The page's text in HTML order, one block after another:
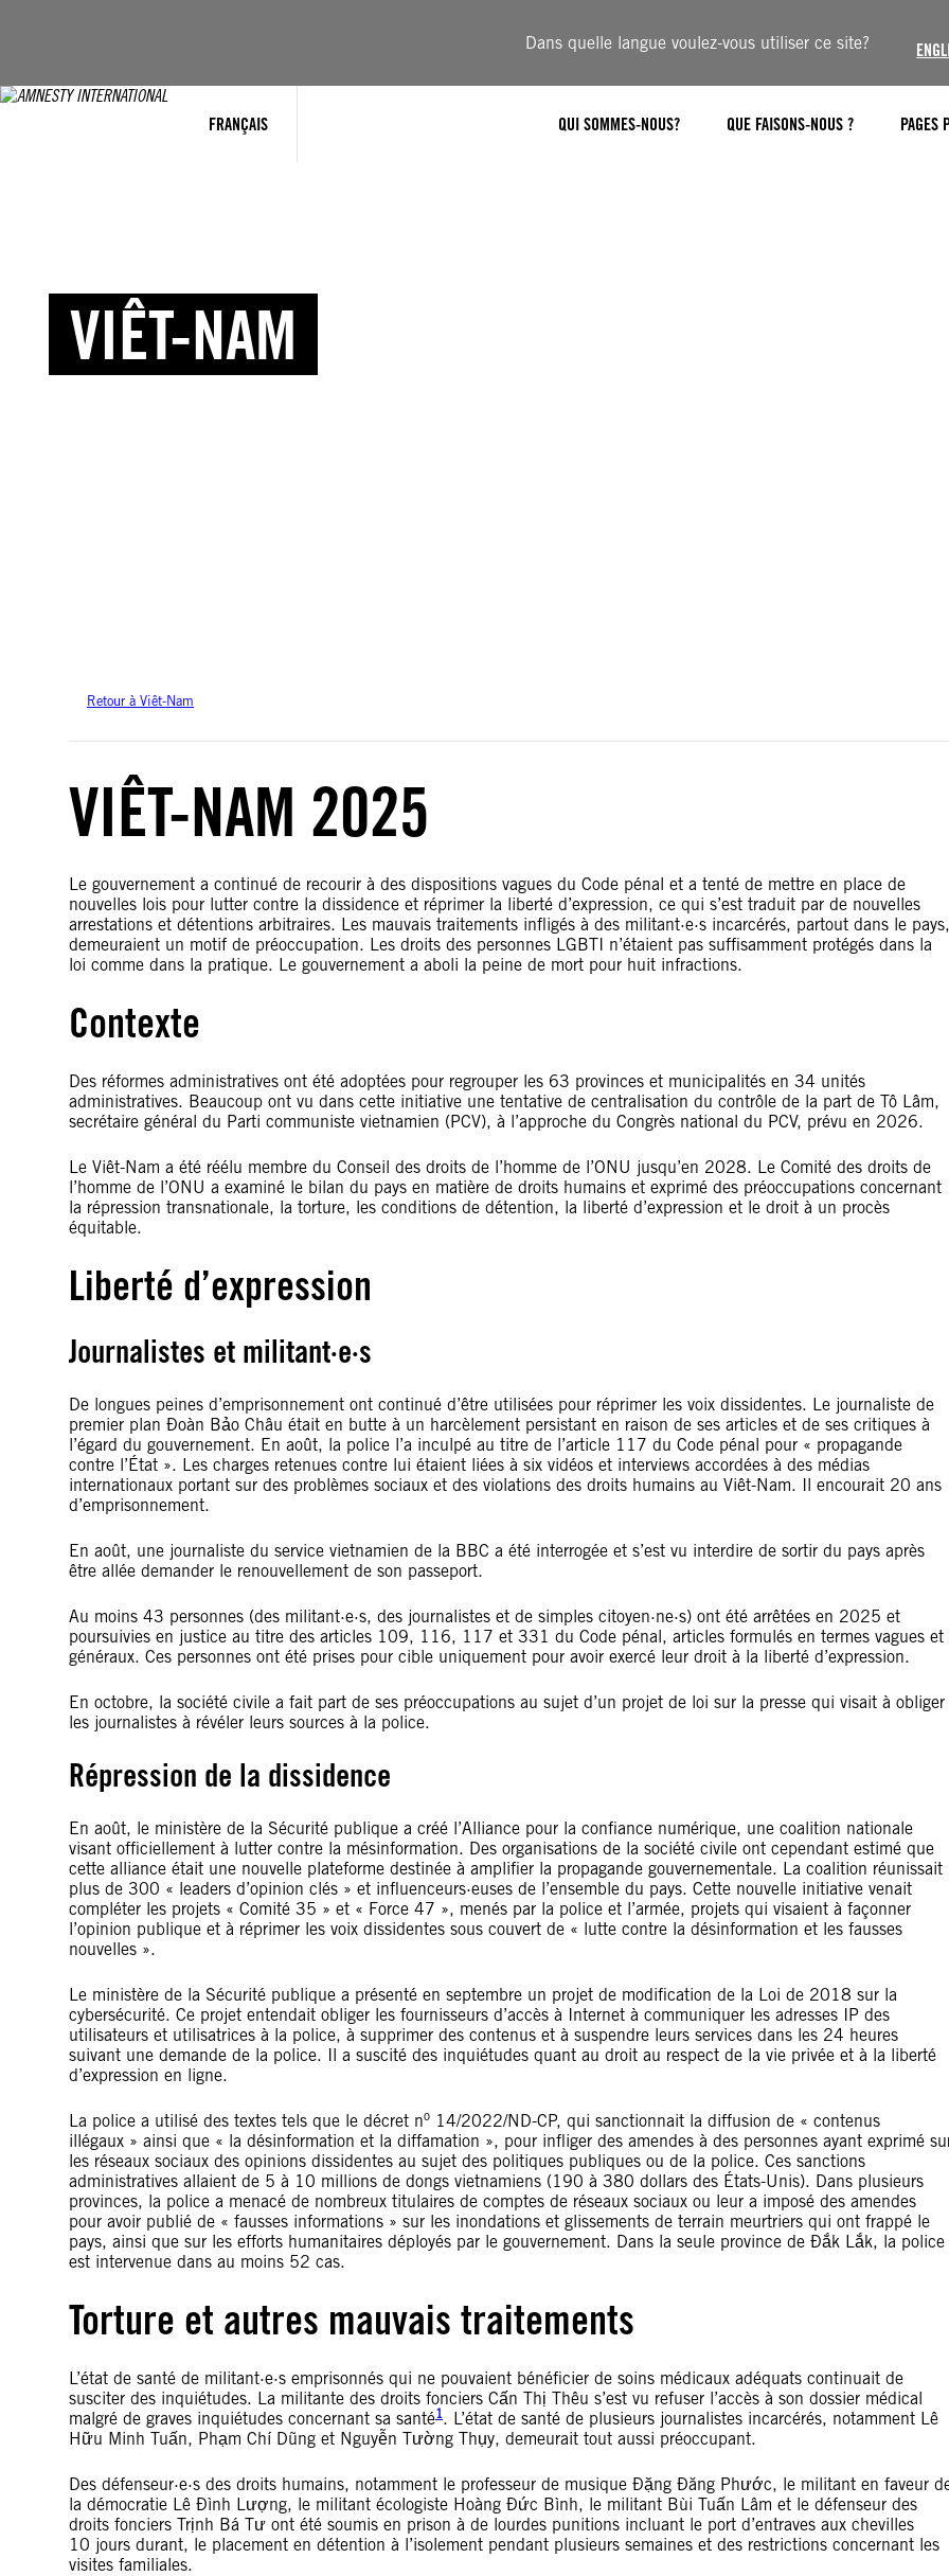
Dans quelle langue voulez-vous utiliser ce site?
FRANÇAIS QUI SOMMES-NOUS? QUE FAISONS-NOUS ? PAGES
VIÊT-NAM
Retour à Viêt-Nam
VIÊT-NAM 2025
Le gouvernement a continué de recourir à des dispositions vagues du Code pénal et a tenté de mettre en place de
nouvelles lois pour lutter contre la dissidence et réprimer la liberté d’expression, ce qui s’est traduit par de nouvelles
arrestations et détentions arbitraires. Les mauvais traitements infligés à des militant·e·s incarcérés, partout dans le pays,
demeuraient un motif de préoccupation. Les droits des personnes LGBTI n’étaient pas suffisamment protégés dans la
loi comme dans la pratique. Le gouvernement a aboli la peine de mort pour huit infractions.
Contexte
Des réformes administratives ont été adoptées pour regrouper les 63 provinces et municipalités en 34 unités
administratives. Beaucoup ont vu dans cette initiative une tentative de centralisation du contrôle de la part de Tô Lâm,
secrétaire général du Parti communiste vietnamien (PCV), à l’approche du Congrès national du PCV, prévu en 2026.
Le Viêt-Nam a été réélu membre du Conseil des droits de l’homme de l’ONU jusqu’en 2028. Le Comité des droits de
l’homme de l’ONU a examiné le bilan du pays en matière de droits humains et exprimé des préoccupations concernant
la répression transnationale, la torture, les conditions de détention, la liberté d’expression et le droit à un procès
équitable.
Liberté d’expression
Journalistes et militant·e·s
De longues peines d’emprisonnement ont continué d’être utilisées pour réprimer les voix dissidentes. Le journaliste de
premier plan Đoàn Bảo Châu était en butte à un harcèlement persistant en raison de ses articles et de ses critiques à
l’égard du gouvernement. En août, la police l’a inculpé au titre de l’article 117 du Code pénal pour « propagande
contre l’État ». Les charges retenues contre lui étaient liées à six vidéos et interviews accordées à des médias
internationaux portant sur des problèmes sociaux et des violations des droits humains au Viêt-Nam. Il encourait 20 ans
d’emprisonnement.
En août, une journaliste du service vietnamien de la BBC a été interrogée et s’est vu interdire de sortir du pays après
être allée demander le renouvellement de son passeport.
Au moins 43 personnes (des militant·e·s, des journalistes et de simples citoyen·ne·s) ont été arrêtées en 2025 et
poursuivies en justice au titre des articles 109, 116, 117 et 331 du Code pénal, articles formulés en termes vagues et
généraux. Ces personnes ont été prises pour cible uniquement pour avoir exercé leur droit à la liberté d’expression.
En octobre, la société civile a fait part de ses préoccupations au sujet d’un projet de loi sur la presse qui visait à obliger
les journalistes à révéler leurs sources à la police.
Répression de la dissidence
En août, le ministère de la Sécurité publique a créé l’Alliance pour la confiance numérique, une coalition nationale
visant officiellement à lutter contre la mésinformation. Des organisations de la société civile ont cependant estimé que
cette alliance était une nouvelle plateforme destinée à amplifier la propagande gouvernementale. La coalition réunissait
plus de 300 « leaders d’opinion clés » et influenceurs·euses de l’ensemble du pays. Cette nouvelle initiative venait
compléter les projets « Comité 35 » et « Force 47 », menés par la police et l’armée, projets qui visaient à façonner
l’opinion publique et à réprimer les voix dissidentes sous couvert de « lutte contre la désinformation et les fausses
nouvelles ».
Le ministère de la Sécurité publique a présenté en septembre un projet de modification de la Loi de 2018 sur la
cybersécurité. Ce projet entendait obliger les fournisseurs d’accès à Internet à communiquer les adresses IP des
utilisateurs et utilisatrices à la police, à supprimer des contenus et à suspendre leurs services dans les 24 heures
suivant une demande de la police. Il a suscité des inquiétudes quant au droit au respect de la vie privée et à la liberté
d’expression en ligne.
La police a utilisé des textes tels que le décret no 14/2022/ND-CP, qui sanctionnait la diffusion de « contenus
illégaux » ainsi que « la désinformation et la diffamation », pour infliger des amendes à des personnes ayant exprimé
les réseaux sociaux des opinions dissidentes au sujet des politiques publiques ou de la police. Ces sanctions
administratives allaient de 5 à 10 millions de dongs vietnamiens (190 à 380 dollars des États-Unis). Dans plusieurs
provinces, la police a menacé de nombreux titulaires de comptes de réseaux sociaux ou leur a imposé des amendes
pour avoir publié de « fausses informations » sur les inondations et glissements de terrain meurtriers qui ont frappé le
pays, ainsi que sur les efforts humanitaires déployés par le gouvernement. Dans la seule province de Đắk Lắk, la police
est intervenue dans au moins 52 cas.
Torture et autres mauvais traitements
L’état de santé de militant·e·s emprisonnés qui ne pouvaient bénéficier de soins médicaux adéquats continuait de
susciter des inquiétudes. La militante des droits fonciers Cấn Thị Thêu s’est vu refuser l’accès à son dossier médical
malgré de graves inquiétudes concernant sa santé1. L’état de santé de plusieurs journalistes incarcérés, notamment Lê
Hữu Minh Tuấn, Phạm Chí Dũng et Nguyễn Tường Thụy, demeurait tout aussi préoccupant.
Des défenseur·e·s des droits humains, notamment le professeur de musique Đặng Đăng Phước, le militant en faveur
la démocratie Lê Đình Lượng, le militant écologiste Hoàng Đức Bình, le militant Bùi Tuấn Lâm et le défenseur des
droits fonciers Trịnh Bá Tư ont été soumis en prison à de lourdes punitions incluant le port d’entraves aux chevilles
10 jours durant, le placement en détention à l’isolement pendant plusieurs semaines et des restrictions concernant les
visites familiales.